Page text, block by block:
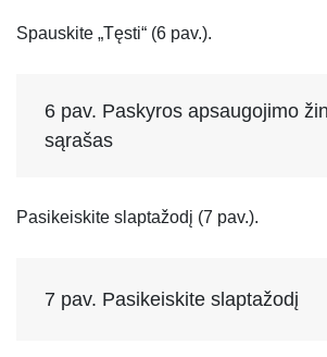
Spauskite „Tęsti“ (6 pav.).
6 pav. Paskyros apsaugojimo
sąrašas
Pasikeiskite slaptažodį (7 pav.).
7 pav. Pasikeiskite slaptažodį